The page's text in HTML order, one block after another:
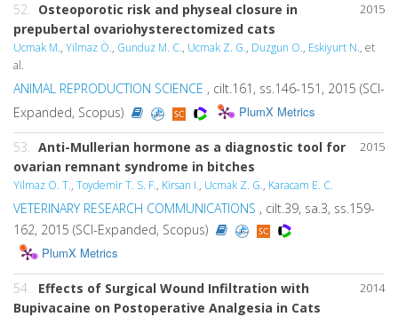
2015
52. Osteoporotic risk and physeal closure in
prepubertal ovariohysterectomized cats
Ucmak M., Yilmaz Ö., Gunduz M. C., Ucmak Z. G., Duzgun O., Eskiyurt N., et
al.
ANIMAL REPRODUCTION SCIENCE , cilt.161, ss.146-151, 2015 (SCI-
Expanded, Scopus)
PlumX Metrics
2015
53. Anti-Mullerian hormone as a diagnostic tool for
ovarian remnant syndrome in bitches
Yilmaz O. T., Toydemir T. S. F., Kirsan I., Ucmak Z. G., Karacam E. C.
VETERINARY RESEARCH COMMUNICATIONS , cilt.39, sa.3, ss.159-
162, 2015 (SCI-Expanded, Scopus)
PlumX Metrics
2014
54. Effects of Surgical Wound Infiltration with
Bupivacaine on Postoperative Analgesia in Cats